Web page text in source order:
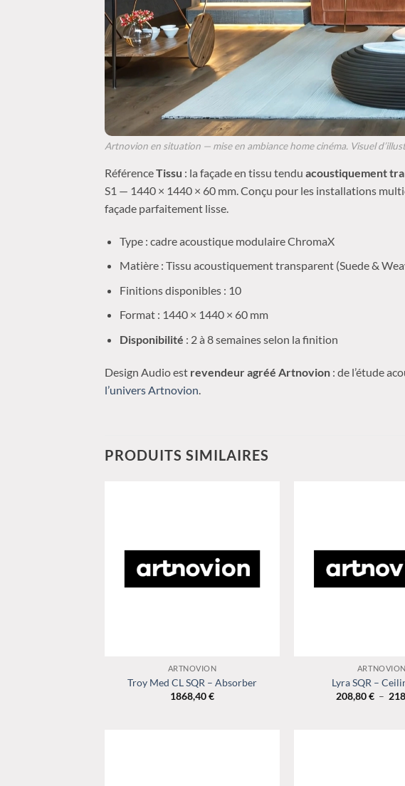
Artnovion en situation — mise en ambiance home cinéma. Visuel
RéférenceTissu : la façade en tissu tendu acoustiquement
S1 — 1440 × 1440 × 60 mm. Conçu pour les installations
façade parfaitement lisse.
Type : cadre acoustique modulaire ChromaX
Matière : Tissu acoustiquement transparent (Suede &
Finitions disponibles : 10
Format : 1440 × 1440 × 60 mm
Disponibilité : 2 à 8 semaines selon la finition
Design Audio est revendeur agréé Artnovion : de l’étude
l’univers Artnovion
PRODUITS SIMILAIRES
ARTNOVION
Troy Med CL SQR – Absorber
1868,40€
ARTNOVION
Lyra SQR –
208,80€ –